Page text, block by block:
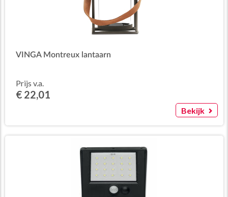
VINGA Montreux lantaarn
Prijs v.a.
€ 22,01
Bekijk